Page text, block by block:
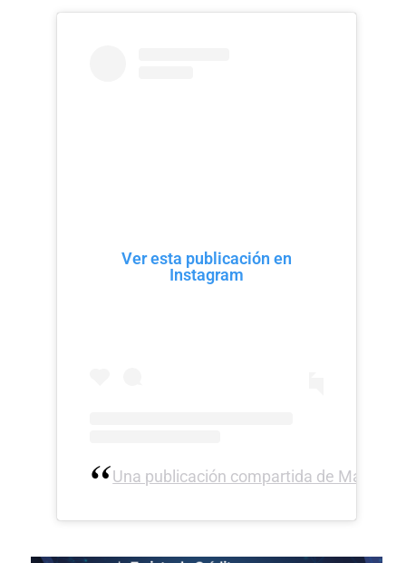
Ver esta publicación en
Instagram
Una publicación compartida de Magaly